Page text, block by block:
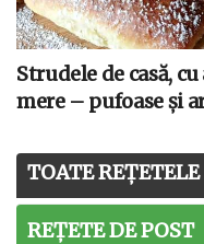
Strudele de casă,
mere – pufoase și
TOATE REȚETELE
REȚETE DE POST